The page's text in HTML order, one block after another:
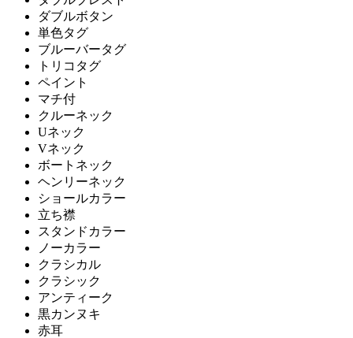
ダブルボタン
単色タグ
ブルーバータグ
トリコタグ
ペイント
マチ付
クルーネック
Uネック
Vネック
ボートネック
ヘンリーネック
ショールカラー
立ち襟
スタンドカラー
ノーカラー
クラシカル
クラシック
アンティーク
黒カンヌキ
赤耳